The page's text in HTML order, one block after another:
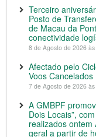
Terceiro
Posto de
de Macau da
conectividade
8 de Agosto de 2026
Afectado pelo
Voos Cancelados
7 de Agosto de 2026
A GMBPF
Dois Locais”,
realizados
geral a partir de